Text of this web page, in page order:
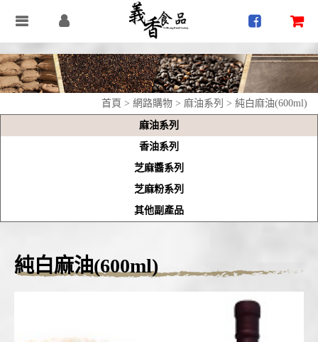
首頁 > 網路購物 > 麻油系列 > 純白麻油(600ml)
麻油系列
香油系列
芝麻醬系列
芝麻粉系列
其他副產品
純白麻油(600ml)